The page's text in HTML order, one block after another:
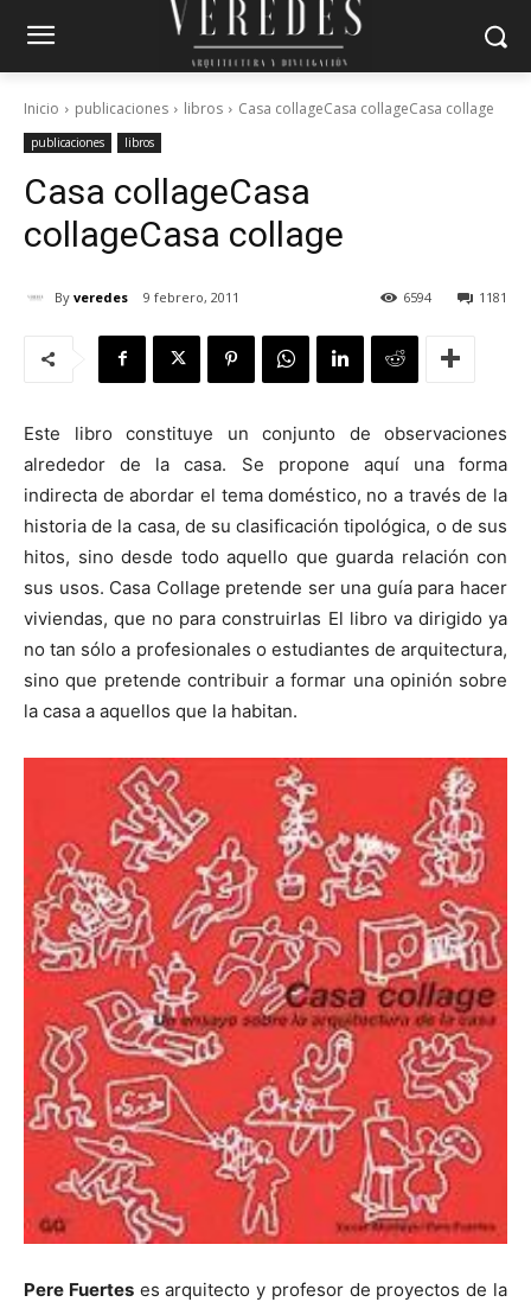
Inicio publicaciones libros Casa collageCasa collageCasa collage
publicaciones libros
Casa collageCasa
collageCasa collage
By veredes 9 febrero, 2011 1181
6594
Este libro constituye un conjunto de observaciones
alrededor de la casa. Se propone aquí una forma
indirecta de abordar el tema doméstico, no a través de la
historia de la casa, de su clasificación tipológica, o de sus
hitos, sino desde todo aquello que guarda relación con
sus usos. Casa Collage pretende ser una guía para hacer
viviendas, que no para construirlas El libro va dirigido ya
no tan sólo a profesionales o estudiantes de arquitectura,
sino que pretende contribuir a formar una opinión sobre
la casa a aquellos que la habitan.
Pere Fuerteses arquitecto y profesor de proyectos de la